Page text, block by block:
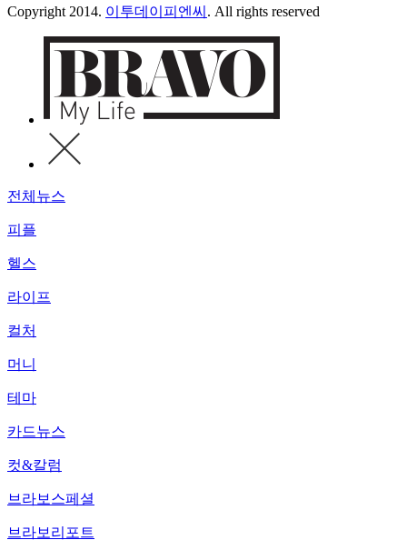
Copyright 2014. 이투데이피엔씨 . All rights reserved
전체뉴스
피플
헬스
라이프
컬처
머니
테마
카드뉴스
컷&칼럼
브라보스페셜
브라보리포트